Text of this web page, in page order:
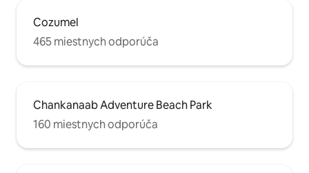
Cozumel
465 miestnych odporúča
Chankanaab Adventure Beach Park
160 miestnych odporúča